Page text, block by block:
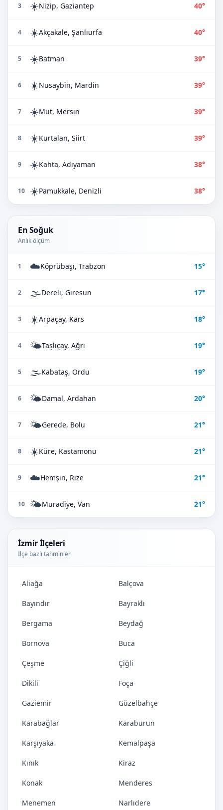
3 ☀️Nizip, Gaziantep 40°
4 ☀️Akçakale, Şanlıurfa 40°
5 ☀️Batman 39°
6 ☀️Nusaybin, Mardin 39°
7 ☀️Mut, Mersin 39°
8 ☀️Kurtalan, Siirt 39°
9 ☀️Kahta, Adıyaman 38°
10 ☀️Pamukkale, Denizli 38°
En Soğuk
Anlık ölçüm
1 ☁️Köprübaşı, Trabzon 15°
2 🌫️Dereli, Giresun 17°
3 ☀️Arpaçay, Kars 18°
4 🌤️Taşlıçay, Ağrı 19°
5 🌫️Kabataş, Ordu 19°
6 🌤️Damal, Ardahan 20°
7 🌤️Gerede, Bolu 21°
8 ☀️Küre, Kastamonu 21°
9 ☁️Hemşin, Rize 21°
10 🌤️Muradiye, Van 21°
İzmir İlçeleri
İlçe bazlı tahminler
Aliağa Balçova
Bayındır Bayraklı
Bergama Beydağ
Bornova Buca
Çeşme Çiğli
Dikili Foça
Gaziemir Güzelbahçe
Karabağlar Karaburun
Karşıyaka Kemalpaşa
Kınık Kiraz
Konak Menderes
Menemen Narlıdere